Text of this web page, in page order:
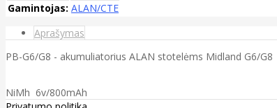
Gamintojas: ALAN/CTE
Aprašymas
PB-G6/G8 - akumuliatorius ALAN stotelėms Midland G6/G8
NiMh 6v/800mAh